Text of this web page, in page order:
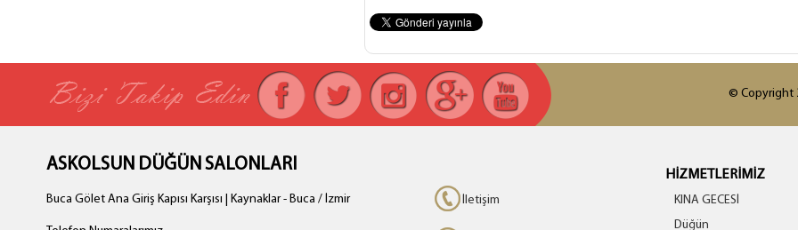
© Copyright
ASKOLSUN DÜĞÜN SALONLARI
Buca Gölet Ana Giriş Kapısı Karşısı | Kaynaklar - Buca / İzmir İletişim
HİZMETLERİMİZ
KINA GECESİ
Düğün